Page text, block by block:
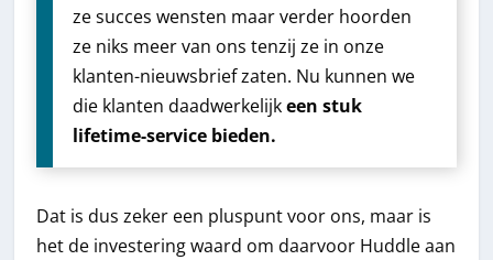
ze succes wensten maar verder hoorden
ze niks meer van ons tenzij ze in onze
klanten-nieuwsbrief zaten. Nu kunnen we
die klanten daadwerkelijkeen stuk
lifetime-service bieden.
Dat is dus zeker een pluspunt voor ons, maar is
het de investering waard om daarvoor Huddle aan